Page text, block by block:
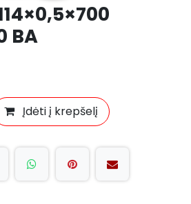
BA
Įdėti į krepšelį